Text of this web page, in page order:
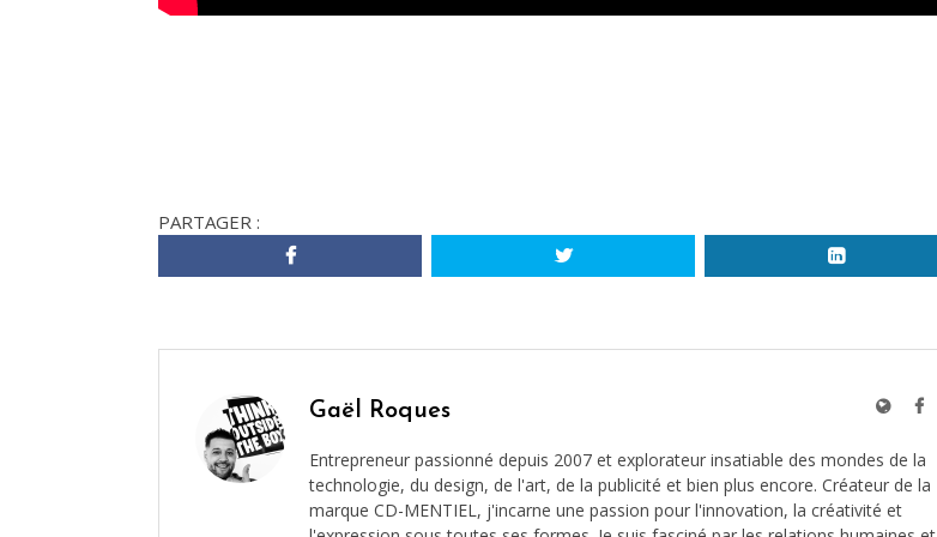
PARTAGER :
Gaël Roques
Entrepreneur passionné depuis 2007 et explorateur insatiable des mondes de la
technologie, du design, de l'art, de la publicité et bien plus encore. Créateur de la
marque CD-MENTIEL, j'incarne une passion pour l'innovation, la créativité et